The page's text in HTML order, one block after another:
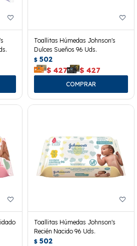
Toallitas Húmedas Johnson's
Dulces Sueños 96 Uds.
$ 502
$ 427 $ 427
Toallitas Húmedas Johnson's
Recién Nacido 96 Uds.
$ 502